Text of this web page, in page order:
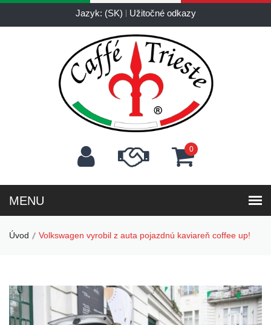
Jazyk: (SK) Užitočné odkazy
0
Úvod Volkswagen vyrobil z auta pojazdnú kaviareň coffee up!